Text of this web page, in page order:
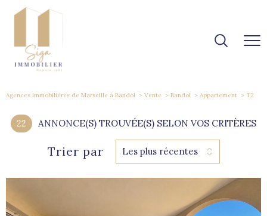
Agences immobilières de Marseille à Bandol Vente Bandol Appartement T2
22 ANNONCE(S) TROUVÉE(S) SELON VOS CRITÈRES
Trier par Les plus récentes